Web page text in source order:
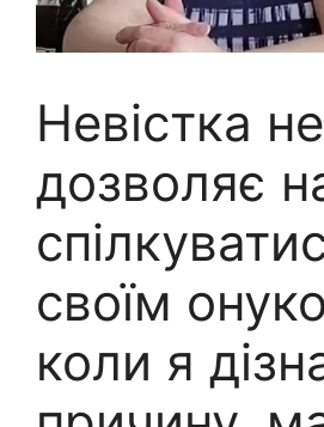
Невістка не
дозволяє
своїм
коли я